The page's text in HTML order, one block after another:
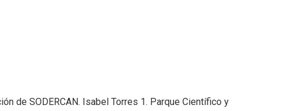
de SODERCAN. Isabel Torres 1. Parque Científico y